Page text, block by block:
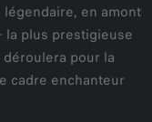
légendaire, en amont
la plus prestigieuse
pour la
cadre enchanteur